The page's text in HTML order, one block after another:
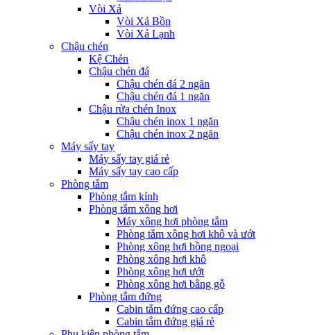
Vòi Xả
Vòi Xả Bồn
Vòi Xả Lạnh
Chậu chén
Kệ Chén
Chậu chén đá
Chậu chén đá 2 ngăn
Chậu chén đá 1 ngăn
Chậu rửa chén Inox
Chậu chén inox 1 ngăn
Chậu chén inox 2 ngăn
Máy sấy tay
Máy sấy tay giá rẻ
Máy sấy tay cao cấp
Phòng tắm
Phòng tắm kính
Phòng tắm xông hơi
Máy xông hơi phòng tắm
Phòng tắm xông hơi khô và ướt
Phòng xông hơi hồng ngoại
Phòng xông hơi khô
Phòng xông hơi ướt
Phòng xông hơi bằng gỗ
Phòng tắm đứng
Cabin tắm đứng cao cấp
Cabin tắm đứng giá rẻ